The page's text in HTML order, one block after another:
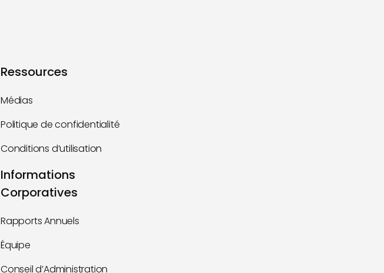
Ressources
Médias
Politique de confidentialité
Conditions d’utilisation
Informations
Corporatives
Rapports Annuels
Équipe
Conseil d’Administration